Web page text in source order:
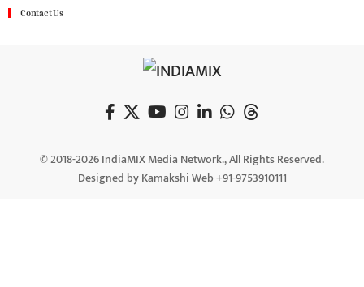
Contact Us
© 2018-2026 IndiaMIX Media Network., All Rights Reserved.
Designed by Kamakshi Web +91-9753910111